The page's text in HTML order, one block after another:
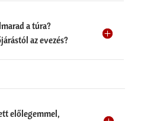
a túra?
az evezés?
előlegemmel,